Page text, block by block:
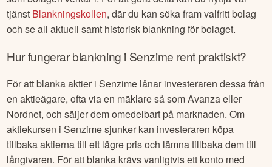
tjänst Blankningskollen, där du kan söka fram valfritt bolag
och se all aktuell samt historisk blankning för bolaget.
Hur fungerar blankning i Senzime rent praktiskt?
För att blanka aktier iSenzime lånar investeraren dessa från
en aktieägare, ofta via en mäklare så som Avanza eller
Nordnet, och säljer dem omedelbart på marknaden. Om
aktiekursen iSenzimesjunker kan investeraren köpa
tillbaka aktierna till ett lägre pris och lämna tillbaka dem till
långivaren. För att blanka krävs vanligtvis ett konto med